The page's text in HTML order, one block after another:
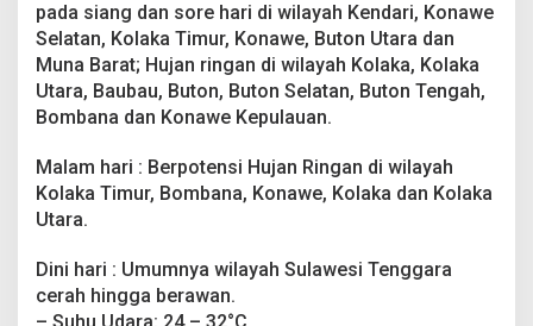
n
g
n
K
e
c
a
n
B
e
pada siang dan sore hari di wilayah Kendari, Konawe
Selatan, Kolaka Timur, Konawe, Buton Utara dan
Muna Barat; Hujan ringan di wilayah Kolaka, Kolaka
Utara, Baubau, Buton, Buton Selatan, Buton Tengah,
Bombana dan Konawe Kepulauan.
Malam hari : Berpotensi Hujan Ringan di wilayah
Kolaka Timur, Bombana, Konawe, Kolaka dan Kolaka
Utara.
Dini hari : Umumnya wilayah Sulawesi Tenggara
cerah hingga berawan.